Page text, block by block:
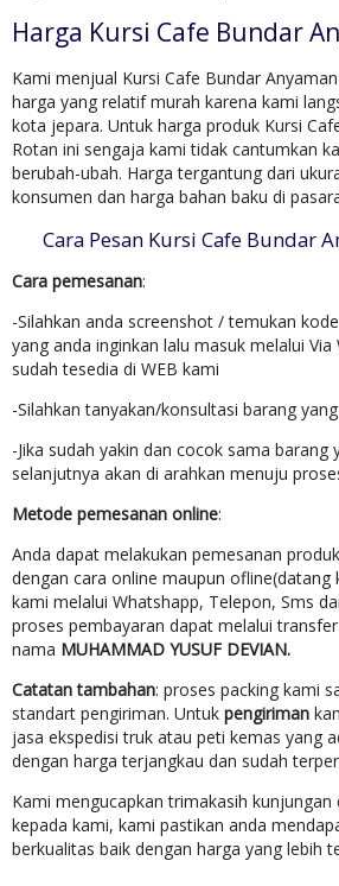
Harga Kursi Cafe Bundar
Kami menjual Kursi Cafe Bundar
harga yang relatif murah karena kami
kota jepara. Untuk harga produk Kursi
Rotan ini sengaja kami tidak cantumkan
berubah-ubah. Harga tergantung dari
konsumen dan harga bahan baku di
Cara Pesan Kursi Cafe Bundar
Cara pemesanan:
-Silahkan anda screenshot / temukan
yang anda inginkan lalu masuk melalui
sudah tesedia di WEB kami
-Silahkan tanyakan/konsultasi barang
-Jika sudah yakin dan cocok sama barang
selanjutnya akan di arahkan menuju
Metode pemesanan online:
Anda dapat melakukan pemesanan
dengan cara online maupun ofline(datang
kami melalui Whatshapp, Telepon, Sms
proses pembayaran dapat melalui
nama MUHAMMAD YUSUF DEVIAN.
Catatan tambahan: proses packing kami
standart pengiriman. Untuk pengiriman
jasa ekspedisi truk atau peti kemas yang
dengan harga terjangkau dan sudah
Kami mengucapkan trimakasih kunjungan
kepada kami, kami pastikan anda
berkualitas baik dengan harga yang lebih